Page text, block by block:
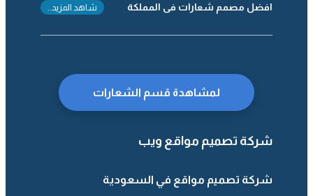
افضل مصمم شعارات فى المملكة شاهد المزيد..
لمشاهدة قسم الشعارات
شركة تصميم مواقع ويب
شركة تصميم مواقع في السعودية